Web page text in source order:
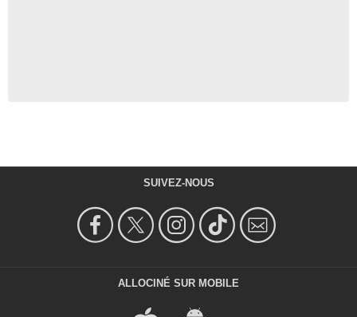
SUIVEZ-NOUS
ALLOCINÉ SUR MOBILE